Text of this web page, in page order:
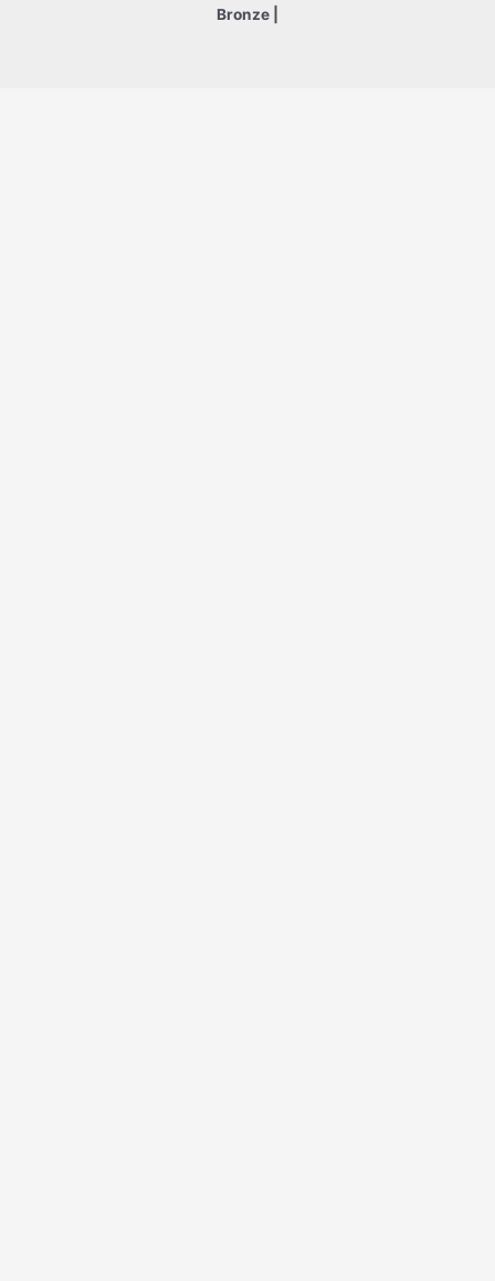
Bronze |